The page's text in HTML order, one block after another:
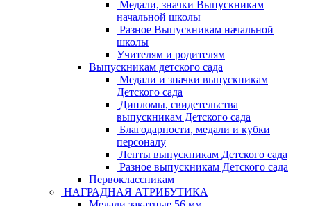
Медали, значки Выпускникам
начальной школы
Разное Выпускникам начальной
школы
Учителям и родителям
Выпускникам детского сада
Медали и значки выпускникам
Детского сада
Дипломы, свидетельства
выпускникам Детского сада
Благодарности, медали и кубки
персоналу
Ленты выпускникам Детского сада
Разное выпускникам Детского сада
Первоклассникам
НАГРАДНАЯ АТРИБУТИКА